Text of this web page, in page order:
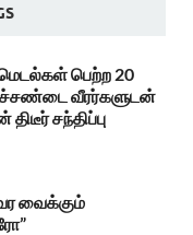
பெற்ற 20
வீரர்களுடன்
சந்திப்பு
வைக்கும்